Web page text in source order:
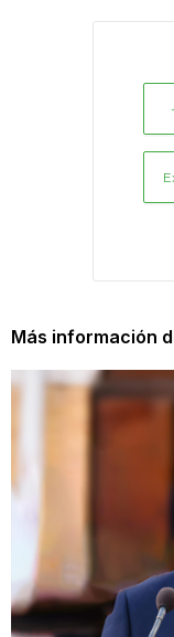
Más información